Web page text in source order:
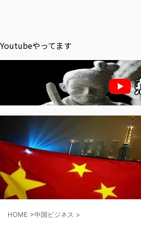
Youtubeやってます
HOME >中国ビジネス >